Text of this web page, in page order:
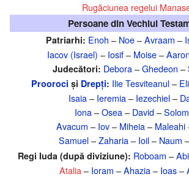
Rugăciunea regelui
Persoane din Vechiul
Patriarhi: Enoh – Noe–Avraam –
Iacov (Israel) – Iosif– Moise–Aaron
Judecători: Debora–Ghedeon –
Prooroci și Drepți: Ilie Tesviteanul–
Isaia– Ieremia– Iezechiel–
Iona–Osea– David–
Avacum – Iov– Miheia– Maleahi
Samuel–Zaharia– Ioil– Naum –
Regi Iuda (după diviziune): Roboam –
Atalia – Ioram –Ahazia– Ioas–